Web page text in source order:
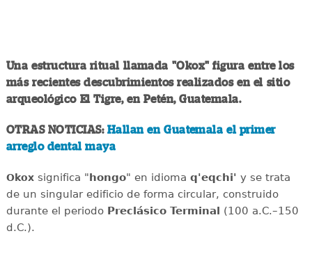
Una estructura ritual llamada "Okox" figura entre los
más recientes descubrimientos realizados en el sitio
arqueológico El Tigre, en Petén, Guatemala.
OTRAS NOTICIAS: Hallan en Guatemala el primer
arreglo dental maya
Okoxsignifica "hongo" en idioma q'eqchi' y se trata
de un singular edificio de forma circular, construido
durante el periodo Preclásico Terminal (100 a.C.–150
d.C.).